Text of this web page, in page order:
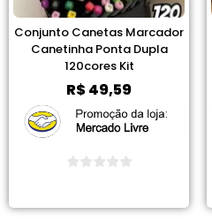
Conjunto Canetas Marcador
Canetinha Ponta Dupla
120cores Kit
R$49,59